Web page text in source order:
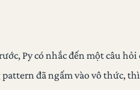
Py có nhắc đến một câu
đã ngấm vào vô thức,